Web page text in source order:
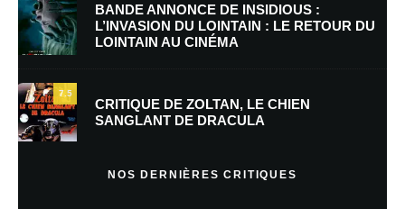
Enregistrer mon nom, mon e-mail et mon site dans le navigateur pour
mon prochain commentaire.
Prévenez-moi de tous les nouveaux commentaires par e-mail.
Prévenez-moi de tous les nouveaux articles par e-mail.
BANDE ANNONCE DE INSIDIOUS :
L’INVASION DU LOINTAIN : LE RETOUR DU
LOINTAIN AU CINÉMA
7.5
CRITIQUE DE ZOLTAN, LE CHIEN
SANGLANT DE DRACULA
NOS DERNIÈRES CRITIQUES